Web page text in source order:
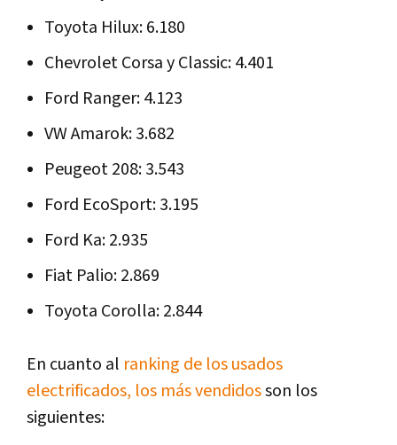
Toyota Hilux: 6.180
Chevrolet Corsa y Classic: 4.401
Ford Ranger: 4.123
VW Amarok: 3.682
Peugeot 208: 3.543
Ford EcoSport: 3.195
Ford Ka: 2.935
Fiat Palio: 2.869
Toyota Corolla: 2.844
En cuanto al ranking de los usados
electrificados, los más vendidosson los
siguientes: